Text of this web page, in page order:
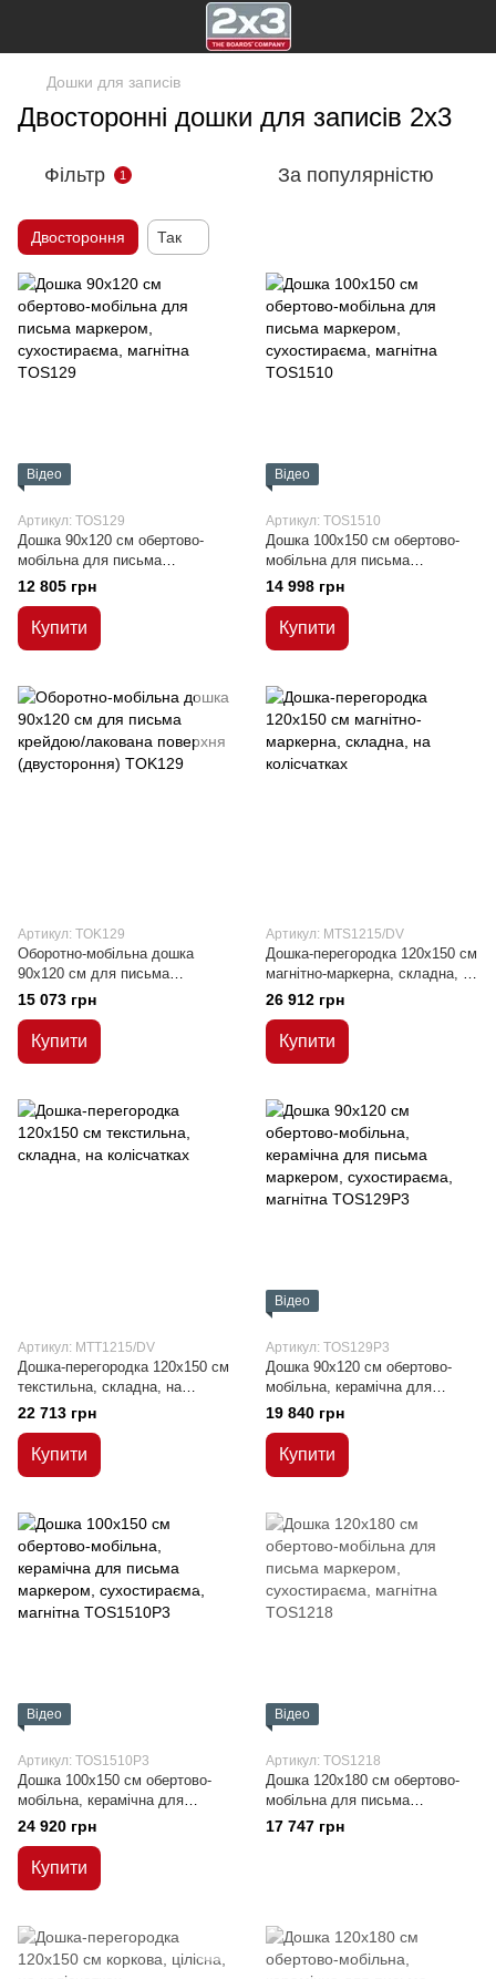
Дошки для записів
Двосторонні дошки для записів 2х3
Фільтр 1 За популярністю
Двостороння Так
Відео
Артикул: TOS129
Дошка 90x120 см обертово-
мобільна для письма
маркером, сухостираєма,
12 805 грн
Купити
Відео
Артикул: TOS1510
Дошка 100x150 см обертово-
мобільна для письма
маркером, сухостираєма,
14 998 грн
Купити
Артикул: TOK129
Оборотно-мобільна дошка
90x120 см для письма
крейдою/лакована поверхня
(двустороння)
15 073 грн
Купити
Артикул: MTS1215/DV
Дошка-перегородка 120x150 см
магнітно-маркерна, складна, на
колісчатках
26 912 грн
Купити
Артикул: MTT1215/DV
Дошка-перегородка 120x150 см
текстильна, складна, на
колісчатках
22 713 грн
Купити
Відео
Артикул: TOS129P3
Дошка 90x120 см обертово-
мобільна, керамічна для
письма маркером,
сухостираєма, магнітна
19 840 грн
Купити
Відео
Артикул: TOS1510P3
Дошка 100x150 см обертово-
мобільна, керамічна для
письма маркером,
сухостираєма, магнітна
24 920 грн
Купити
Відео
Артикул: TOS1218
Дошка 120x180 см обертово-
мобільна для письма
маркером, сухостираєма,
17 747 грн